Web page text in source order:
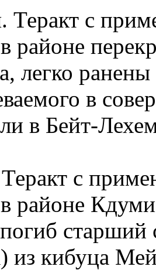
Теракт с
районе
легко ранены
в
в Бейт-
с
районе
погиб
из кибуца